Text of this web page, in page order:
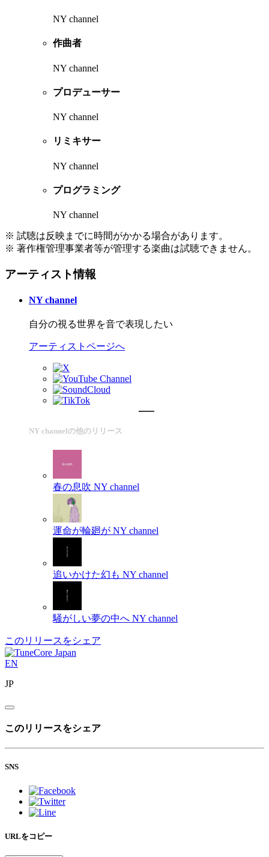
NY channel
作曲者
NY channel
プロデューサー
NY channel
リミキサー
NY channel
プログラミング
NY channel
※ 試聴は反映までに時間がかかる場合があります。
※ 著作権管理事業者等が管理する楽曲は試聴できません。
アーティスト情報
NY channel
自分の視る世界を音で表現したい
アーティストページへ
NY channelの他のリリース
春の息吹 NY channel
運命が輪廻が NY channel
追いかけた幻も NY channel
騒がしい夢の中へ NY channel
このリリースをシェア
EN
JP
このリリースをシェア
SNS
URLをコピー